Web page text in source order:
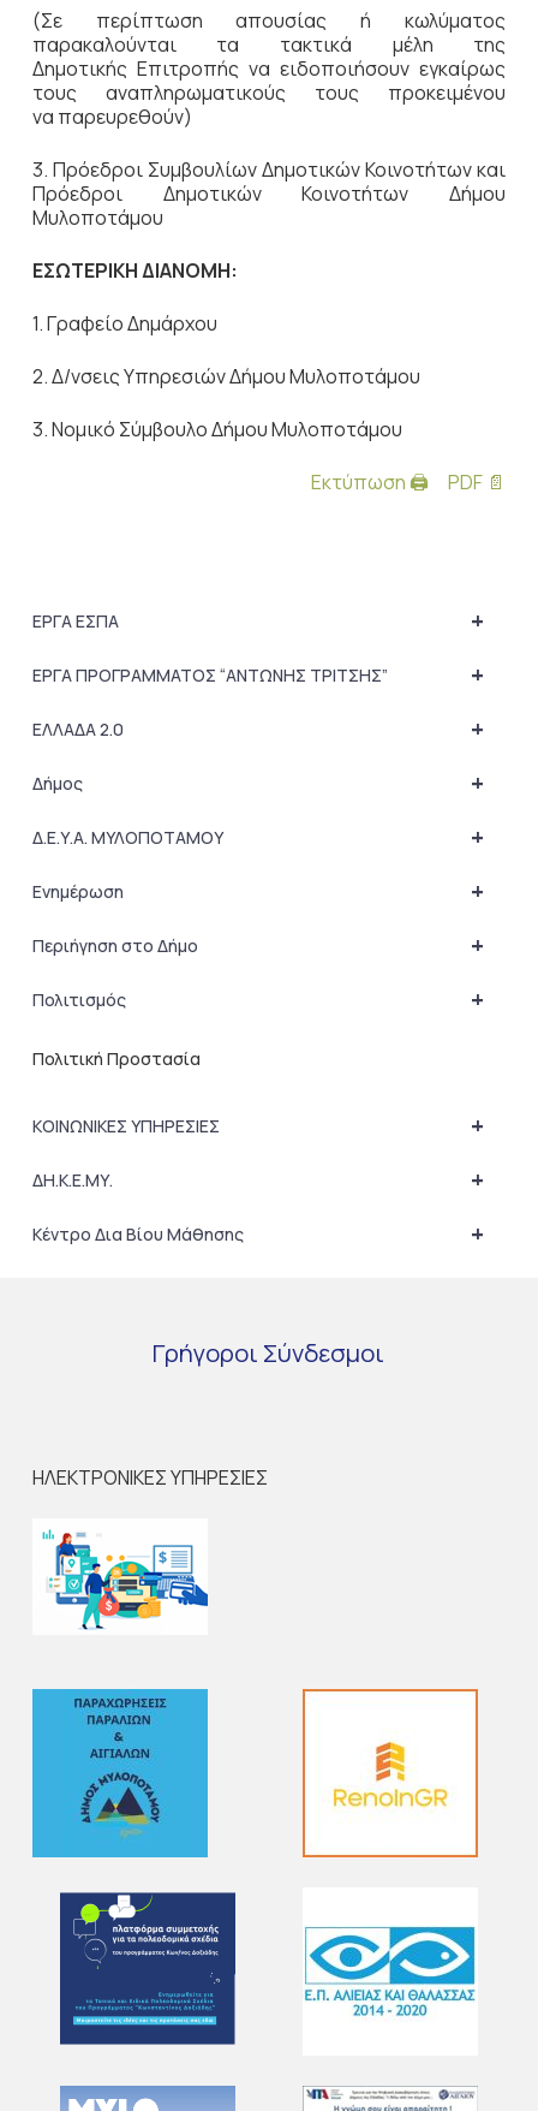
(Σε περίπτωση απουσίας ή κωλύματος
παρακαλούνται τα τακτικά μέλη της
Δημοτικής Επιτροπής να ειδοποιήσουν εγκαίρως
τους αναπληρωματικούς τους προκειμένου
να παρευρεθούν)
3. Πρόεδροι Συμβουλίων Δημοτικών Κοινοτήτων και
Πρόεδροι Δημοτικών Κοινοτήτων Δήμου
Μυλοποτάμου
ΕΣΩΤΕΡΙΚΗ ΔΙΑΝΟΜΗ:
1. Γραφείο Δημάρχου
2. Δ/νσεις Υπηρεσιών Δήμου Μυλοποτάμου
3. Νομικό Σύμβουλο Δήμου Μυλοποτάμου
Εκτύπωση 🖨
PDF 📄
+
ΕΡΓΑ ΕΣΠΑ
+
ΕΡΓΑ ΠΡΟΓΡΑΜΜΑΤΟΣ “ΑΝΤΩΝΗΣ ΤΡΙΤΣΗΣ”
+
ΕΛΛΑΔΑ 2.0
+
Δήμος
+
Δ.Ε.Υ.Α. ΜΥΛΟΠΟΤΑΜΟΥ
+
Ενημέρωση
+
Περιήγηση στο Δήμο
+
Πολιτισμός
Πολιτική Προστασία
+
ΚΟΙΝΩΝΙΚΕΣ ΥΠΗΡΕΣΙΕΣ
+
ΔΗ.Κ.Ε.ΜΥ.
+
Κέντρο Δια Βίου Μάθησης
Γρήγοροι Σύνδεσμοι
ΗΛΕΚΤΡΟΝΙΚΕΣ ΥΠΗΡΕΣΙΕΣ